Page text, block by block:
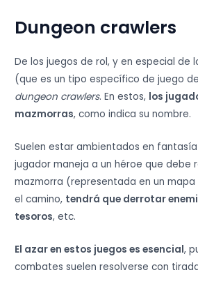
Dungeon crawlers
De los juegos de rol, y en especial de
(que es un tipo específico de juego
dungeon crawlers. En estos, los
mazmorras, como indica su nombre.
Suelen estar ambientados en
jugador maneja a un héroe que debe
mazmorra (representada en un
el camino, tendrá que derrotar
tesoros, etc.
El azar en estos juegos es esencial,
combates suelen resolverse con